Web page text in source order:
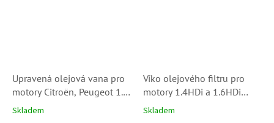
Upravená olejová vana pro
motory Citroën, Peugeot 1.4,
1.5, 1.6 HDi + silikonový
Skladem
Víko olejového filtru pro
motory 1.4HDi a 1.6HDi
(DRM0763,1103K4)
Skladem